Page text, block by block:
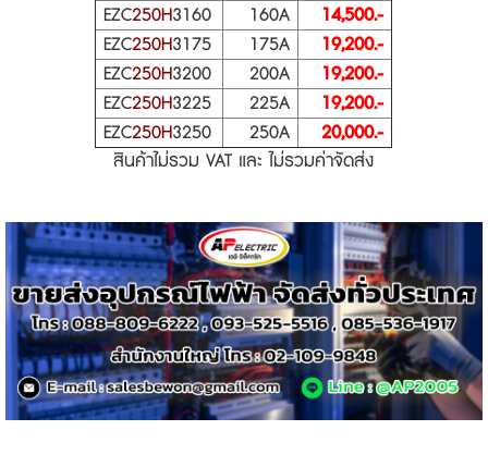
EZC250H3160 160A
14,500.-
EZC250H3175 175A
19,200.-
EZC250H3200 200A
19,200.-
EZC250H3225 225A
19,200.-
EZC250H3250 250A
20,000.-
สินค้าไม่รวม VAT และ ไม่รวมค่าจัดส่ง